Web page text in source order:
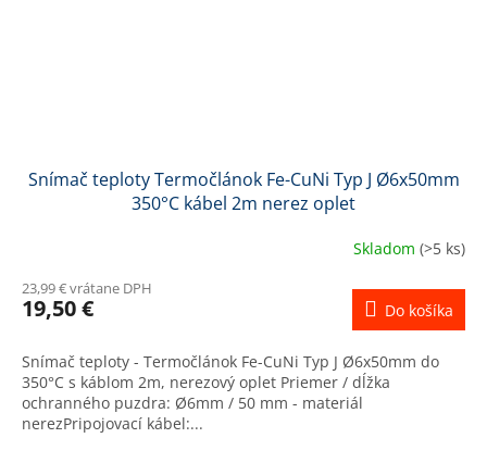
Snímač teploty Termočlánok Fe-CuNi Typ J Ø6x50mm
350°C kábel 2m nerez oplet
Skladom (>5 ks)
23,99 € vrátane DPH
19,50 € Do košíka
Snímač teploty - Termočlánok Fe-CuNi Typ J Ø6x50mm do
350°C s káblom 2m, nerezový oplet Priemer / dĺžka
ochranného puzdra: Ø6mm / 50 mm - materiál
nerezPripojovací kábel:...